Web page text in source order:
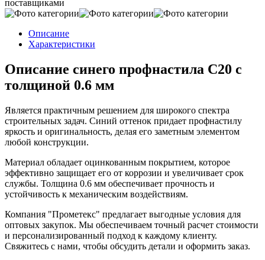
поставщиками
Описание
Характеристики
Описание синего профнастила С20 с
толщиной 0.6 мм
Является практичным решением для широкого спектра
строительных задач. Синий оттенок придает профнастилу
яркость и оригинальность, делая его заметным элементом
любой конструкции.
Материал обладает оцинкованным покрытием, которое
эффективно защищает его от коррозии и увеличивает срок
службы. Толщина 0.6 мм обеспечивает прочность и
устойчивость к механическим воздействиям.
Компания "Прометекс" предлагает выгодные условия для
оптовых закупок. Мы обеспечиваем точный расчет стоимости
и персонализированный подход к каждому клиенту.
Свяжитесь с нами, чтобы обсудить детали и оформить заказ.